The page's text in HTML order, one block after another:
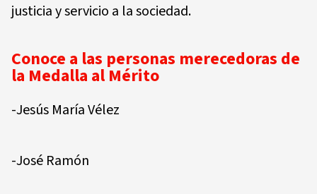
justicia y servicio a la sociedad.
Conoce a las personas merecedoras de
la Medalla al Mérito
-Jesús María Vélez
-José Ramón